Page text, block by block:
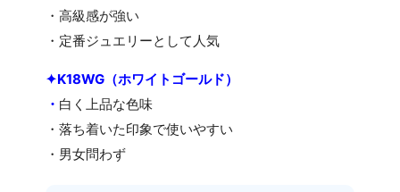
・高級感が強い
・定番ジュエリーとして人気
✦K18WG（ホワイトゴールド）
・ 白く上品な色味
・落ち着いた印象で使いやすい
・男女問わず